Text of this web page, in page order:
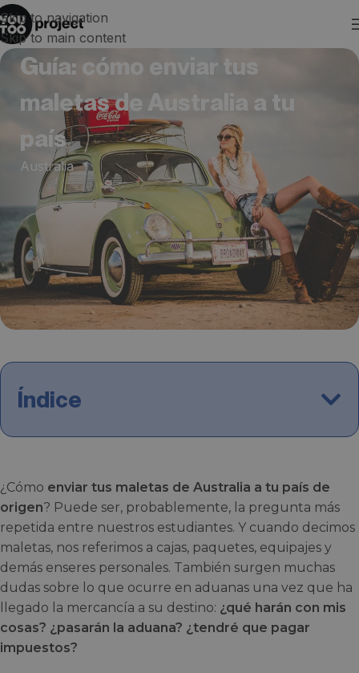
Skip to navigation
Skip to main content
Guía: cómo enviar tus
maletas de Australia a tu
país
Australia
Índice
¿Cómo enviar tus maletas de Australia a tu país de
origen? Puede ser, probablemente, la pregunta más
repetida entre nuestros estudiantes. Y cuando decimos
maletas, nos referimos a cajas, paquetes, equipajes y
demás enseres personales. También surgen muchas
dudas sobre lo que ocurre en aduanas una vez que ha
llegado la mercancía a su destino: ¿qué harán con mis
cosas? ¿pasarán la aduana? ¿tendré que pagar
impuestos?